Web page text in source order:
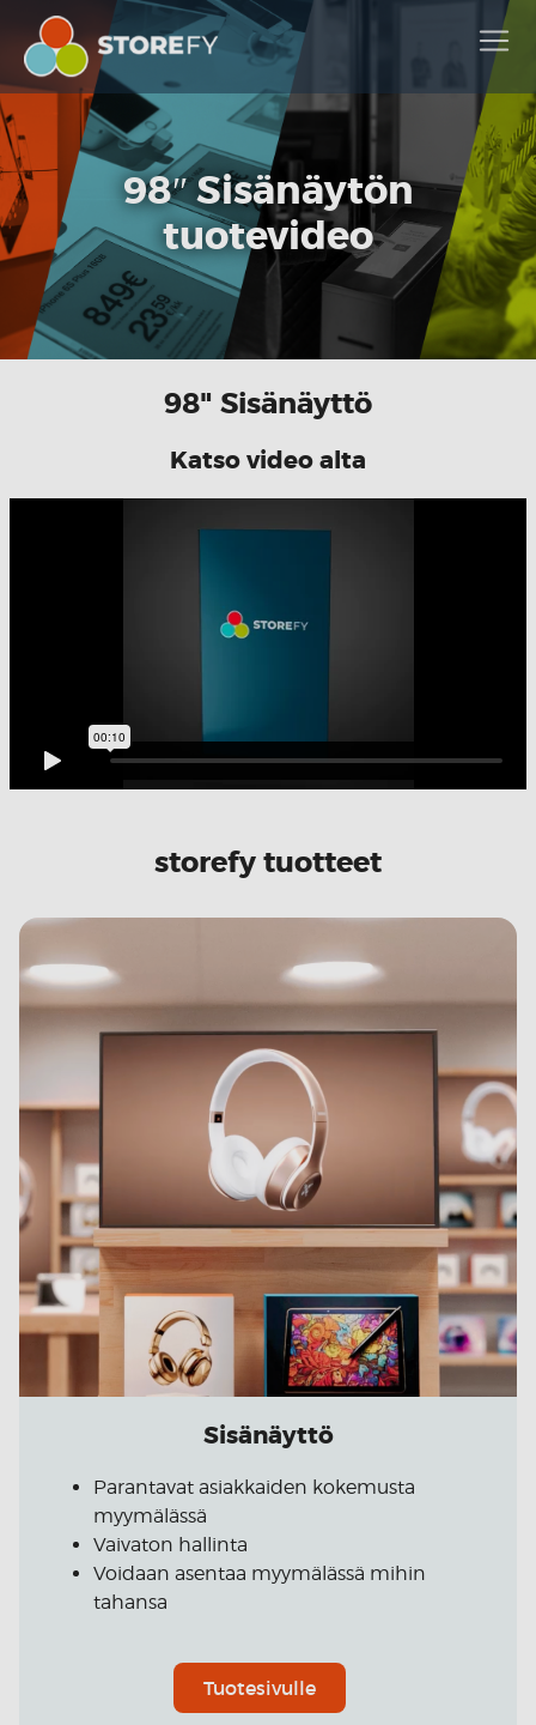
98″ Sisänäytön
tuotevideo
98" Sisänäyttö
Katso video alta
storefy tuotteet
Sisänäyttö
Parantavat asiakkaiden kokemusta
myymälässä
Vaivaton hallinta
Voidaan asentaa myymälässä mihin
tahansa
Tuotesivulle